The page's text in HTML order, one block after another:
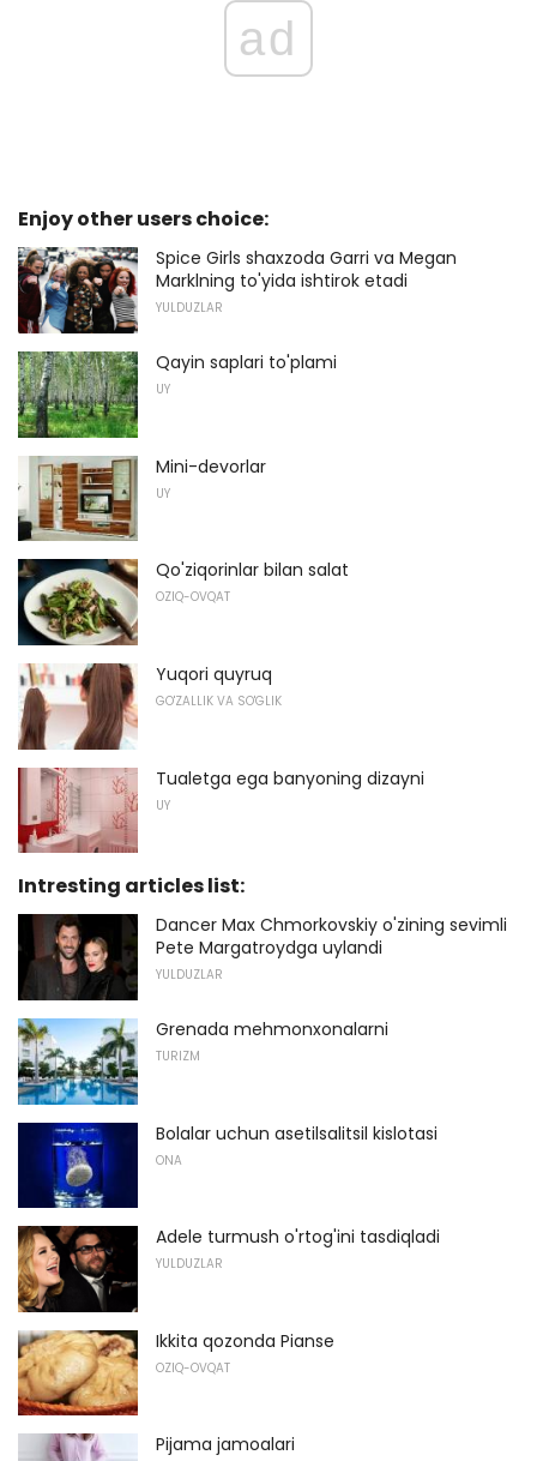
ad
Enjoy other users choice:
Spice Girls shaxzoda Garri va Megan
Marklning to'yida ishtirok etadi
YULDUZLAR
Qayin saplari to'plami
UY
Mini-devorlar
UY
Qo'ziqorinlar bilan salat
OZIQ-OVQAT
Yuqori quyruq
GO'ZALLIK VA SO'GLIK
Tualetga ega banyoning dizayni
UY
Intresting articles list:
Dancer Max Chmorkovskiy o'zining sevimli
Pete Margatroydga uylandi
YULDUZLAR
Grenada mehmonxonalarni
TURIZM
Bolalar uchun asetilsalitsil kislotasi
ONA
Adele turmush o'rtog'ini tasdiqladi
YULDUZLAR
Ikkita qozonda Pianse
OZIQ-OVQAT
Pijama jamoalari